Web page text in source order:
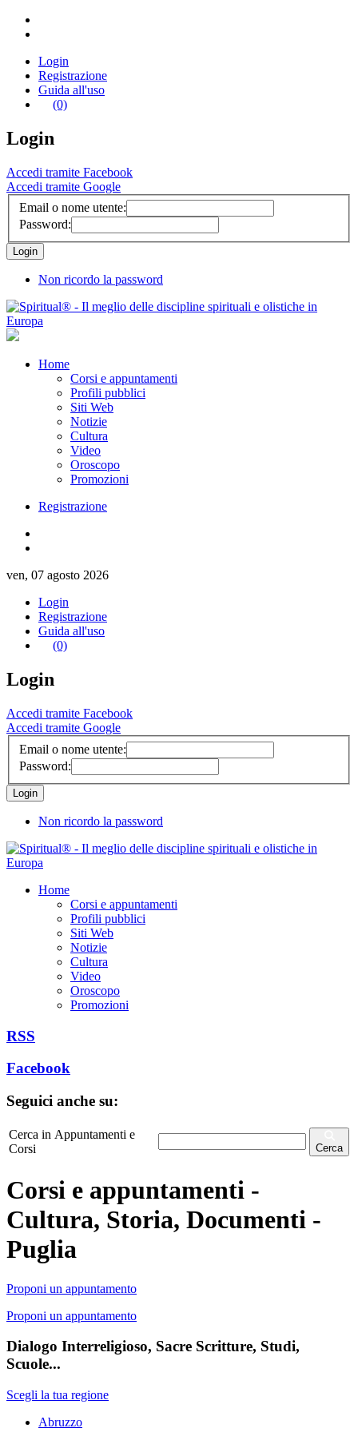
Login
Registrazione
Guida all'uso
(0)
Login
Accedi tramite Facebook
Accedi tramite Google
Email o nome utente:
Password:
Non ricordo la password
Home
Corsi e appuntamenti
Profili pubblici
Siti Web
Notizie
Cultura
Video
Oroscopo
Promozioni
Registrazione
ven, 07 agosto 2026
Login
Registrazione
Guida all'uso
(0)
Login
Accedi tramite Facebook
Accedi tramite Google
Email o nome utente:
Password:
Non ricordo la password
Home
Corsi e appuntamenti
Profili pubblici
Siti Web
Notizie
Cultura
Video
Oroscopo
Promozioni
RSS
Facebook
Seguici anche su:
Cerca in Appuntamenti e
Corsi
Cerca
Corsi e appuntamenti -
Cultura, Storia, Documenti -
Puglia
Proponi un appuntamento
Proponi un appuntamento
Dialogo Interreligioso, Sacre Scritture, Studi,
Scuole...
Scegli la tua regione
Abruzzo